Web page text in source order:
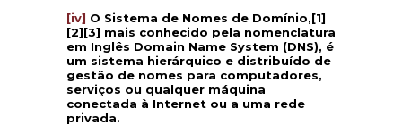
[iv] O Sistema de Nomes de Domínio,[1]
[2][3] mais conhecido pela nomenclatura
em Inglês Domain Name System (DNS), é
um sistema hierárquico e distribuído de
gestão de nomes para computadores,
serviços ou qualquer máquina
conectada à Internet ou a uma rede
privada.